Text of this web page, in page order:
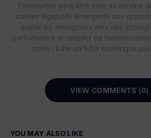
l'innovation peut être mise au service
cadres législatifs émergents aux
guider les entreprises vers des
performance et respect de
claire : bâtir un futur numérique
VIEW COMMENTS (0)
YOU MAY ALSO LIKE